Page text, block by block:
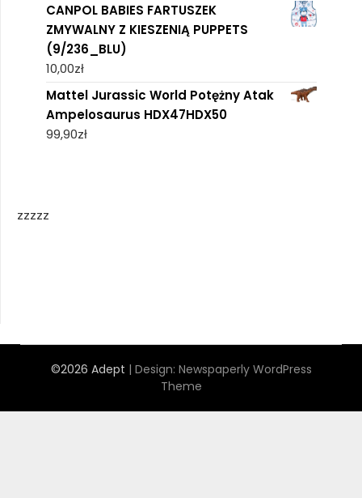
CANPOL BABIES FARTUSZEK
ZMYWALNY Z KIESZENIĄ PUPPETS
(9/236_BLU)
10,00zł
Mattel Jurassic World Potężny Atak
Ampelosaurus HDX47HDX50
99,90zł
zzzzz
©2026 Adept | Design: Newspaperly WordPress
Theme